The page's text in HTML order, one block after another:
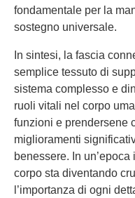
fondamentale per la
sostegno universale.
In sintesi, la fascia
semplice tessuto di
sistema complesso e
ruoli vitali nel corpo
funzioni e prendersene
miglioramenti
benessere. In
corpo sta diventando
l’importanza di ogni